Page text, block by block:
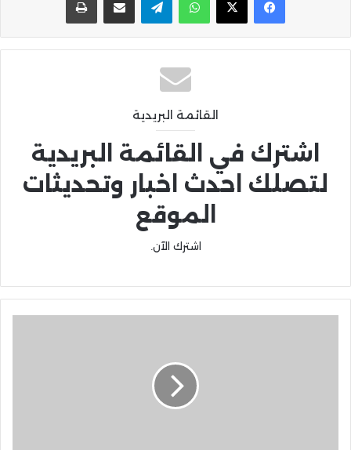
القائمة البريدية
اشترك في القائمة البريدية
لتصلك احدث اخبار وتحديثات
الموقع
اشترك الآن.